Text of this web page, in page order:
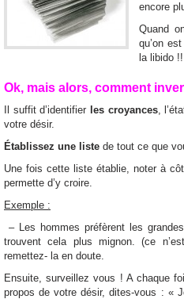
encore
Quand
qu’on
la libido !!
Ok, mais alors, comment
Il suffit d’identifier les croyances,
votre désir.
Établissez une liste de tout ce que
Une fois cette liste établie, noter à
permette d’y croire.
Exemple :
– Les hommes préfèrent les
trouvent cela plus mignon. (ce
remettez- la en doute.
Ensuite, surveillez vous ! A chaque
propos de votre désir, dites-vous : «